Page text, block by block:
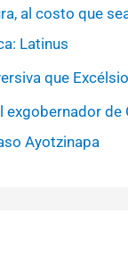
al costo que
Latinus
que
exgobernador de
Ayotzinapa